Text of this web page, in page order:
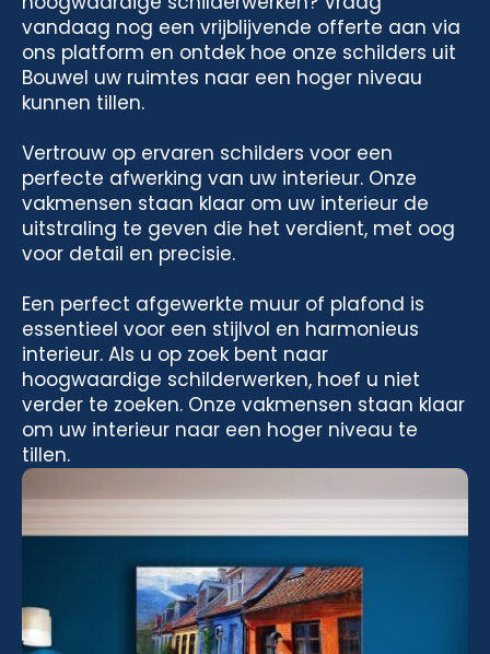
vandaag nog een vrijblijvende offerte aan via
ons platform en ontdek hoe onze schilders uit
Bouwel uw ruimtes naar een hoger niveau
kunnen tillen.
Vertrouw op ervaren schilders voor een
perfecte afwerking van uw interieur. Onze
vakmensen staan klaar om uw interieur de
uitstraling te geven die het verdient, met oog
voor detail en precisie.
Een perfect afgewerkte muur of plafond is
essentieel voor een stijlvol en harmonieus
interieur. Als u op zoek bent naar
hoogwaardige schilderwerken, hoef u niet
verder te zoeken. Onze vakmensen staan klaar
om uw interieur naar een hoger niveau te
tillen.